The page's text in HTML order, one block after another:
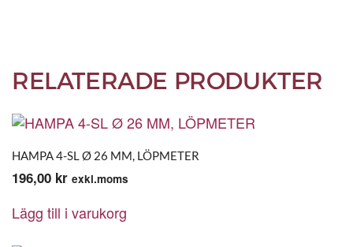
RELATERADE PRODUKTER
HAMPA 4-SL Ø 26 MM, LÖPMETER
196,00 kr exkl.moms
Lägg till i varukorg